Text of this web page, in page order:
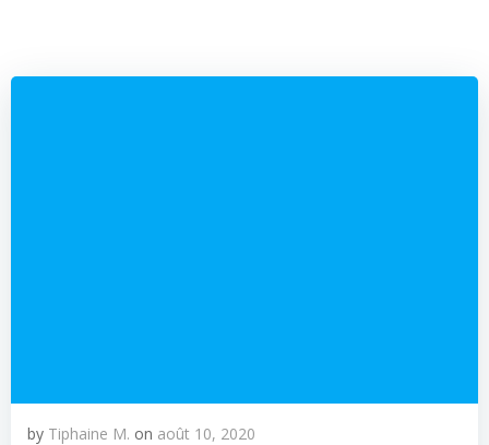
by Tiphaine M. on août 10, 2020